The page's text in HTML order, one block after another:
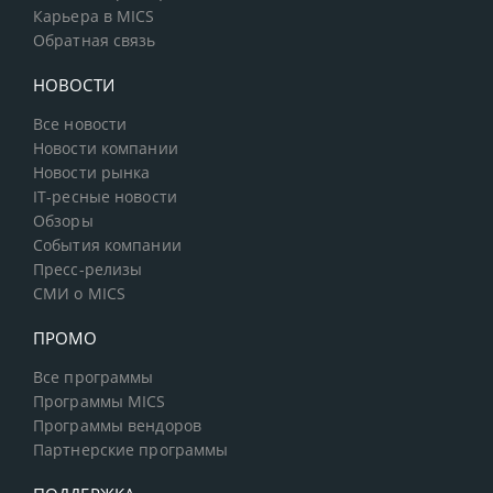
Карьера в MICS
Обратная связь
НОВОСТИ
Все новости
Новости компании
Новости рынка
IT-ресные новости
Обзоры
События компании
Пресс-релизы
СМИ о MICS
ПРОМО
Все программы
Программы MICS
Программы вендоров
Партнерские программы